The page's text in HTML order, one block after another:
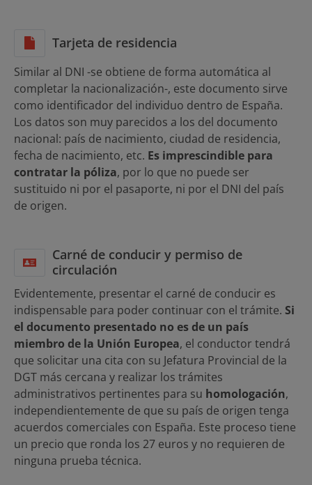
Tarjeta de residencia
Similar al DNI -se obtiene de forma automática al
completar la nacionalización-, este documento sirve
como identificador del individuo dentro de España.
Los datos son muy parecidos a los del documento
nacional: país de nacimiento, ciudad de residencia,
fecha de nacimiento, etc. Es imprescindible para
contratar la póliza, por lo que no puede ser
sustituido ni por el pasaporte, ni por el DNI del país
de origen.
Carné de conducir y permiso de
circulación
Evidentemente, presentar el carné de conducir es
indispensable para poder continuar con el trámite. Si
el documento presentado no es de un país
miembro de la Unión Europea, el conductor tendrá
que solicitar una cita con su Jefatura Provincial de la
DGT más cercana y realizar los trámites
administrativos pertinentes para su homologación,
independientemente de que su país de origen tenga
acuerdos comerciales con España. Este proceso tiene
un precio que ronda los 27 euros y no requieren de
ninguna prueba técnica.